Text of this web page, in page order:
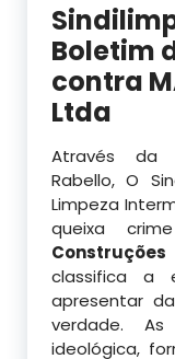
Boletim
contra
Ltda
Através da
Rabello, O
Limpeza
queixa
classifica a
apresentar
verdade.
ideológica,